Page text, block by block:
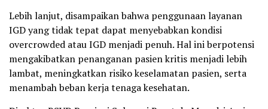
Lebih lanjut, disampaikan bahwa penggunaan layanan
IGD yang tidak tepat dapat menyebabkan kondisi
overcrowded atau IGD menjadi penuh. Hal ini berpotensi
mengakibatkan penanganan pasien kritis menjadi lebih
lambat, meningkatkan risiko keselamatan pasien, serta
menambah beban kerja tenaga kesehatan.